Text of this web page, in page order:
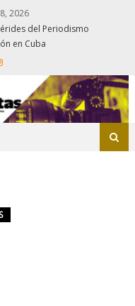
2026
del Periodismo
en Cuba